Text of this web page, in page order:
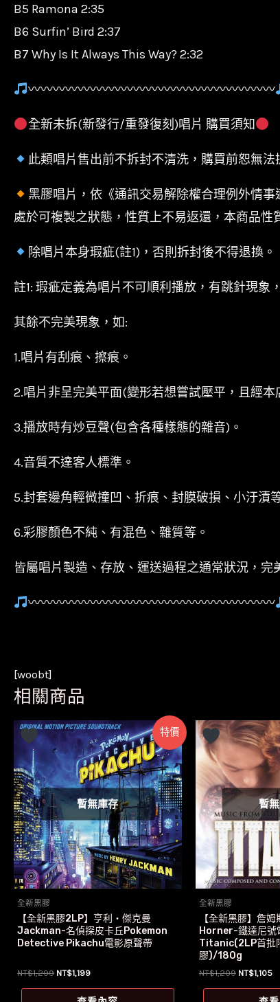
B5 Ramona 2:35
B6 Surfin’ Bird 2:37
B7 Why Is It Always This Way? 2:32
〰〰〰〰〰〰〰〰〰〰〰〰〰〰〰〰〰〰〰〰
全新未拆(新發行/重發復刻)唱片 購買須知
此類唱片售出前不拆封不清洗，購買前恕無法
黑膠唱片，依《通訊交易解除權合理例外情
處於可複製之狀態，性質上不易返還，本商品
除唱片本身瑕疵(註1)，否則拆封後不得退換。
註1: 瑕疵定義為唱片不可順利播放，有跳針現象
其餘不完美現象，如:
1.唱片有刮痕、擦痕。
2.唱片非呈完美平面(變形若想嘗試壓平，且經
3.播放時有炒豆聲(包含各種樣態的雜音)。
4.音質不達客人標準。
5.封套邊角輕微撞凹、折痕、封膜破損、小汙漬
6.彩膠顏色不純、有混色、雜質等。
皆屬唱片製造、存放、運送過程之通常狀況，完
〰〰〰〰〰〰〰〰〰〰〰〰〰〰〰〰〰〰〰〰
[woobt]
相關商品
特價
暫無庫存
全新黑膠
【全新黑膠2LP】亨利‧傑克曼
Jackman-名偵探皮卡丘Pokemon
Detective Pikachu電影原聲帶
NT$1,299 原
NT$1,199目
價
暫
全新黑膠
【全新黑膠】詹
Horner-鐵達尼號
Titanic(2LP首批
膠)/180g
NT$1,209 原
NT$1,105目
價